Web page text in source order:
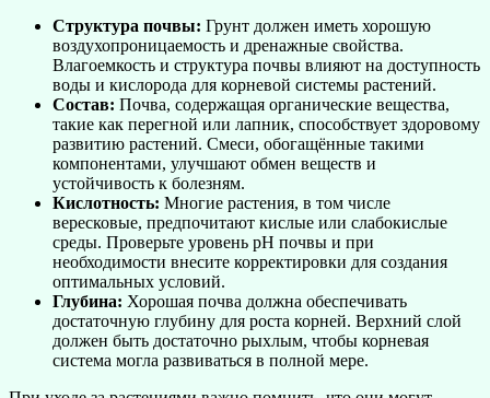
Структура почвы: Грунт должен иметь хорошую
воздухопроницаемость и дренажные свойства.
Влагоемкость и структура почвы влияют на доступность
воды и кислорода для корневой системы растений.
Состав: Почва, содержащая органические вещества,
такие как перегной или лапник, способствует здоровому
развитию растений. Смеси, обогащённые такими
компонентами, улучшают обмен веществ и
устойчивость к болезням.
Кислотность: Многие растения, в том числе
вересковые, предпочитают кислые или слабокислые
среды. Проверьте уровень pH почвы и при
необходимости внесите корректировки для создания
оптимальных условий.
Глубина: Хорошая почва должна обеспечивать
достаточную глубину для роста корней. Верхний слой
должен быть достаточно рыхлым, чтобы корневая
система могла развиваться в полной мере.